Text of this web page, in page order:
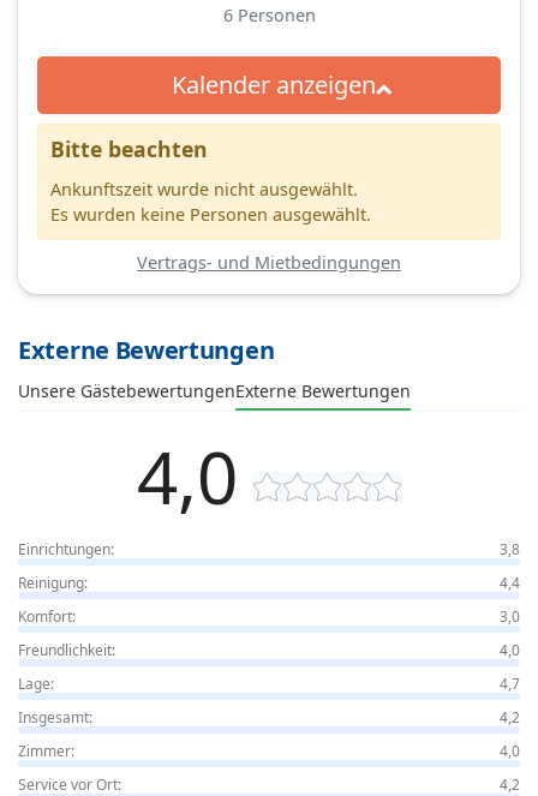
6 Personen
Kalender anzeigen
Bitte beachten
Ankunftszeit wurde nicht ausgewählt.
Es wurden keine Personen ausgewählt.
Vertrags- und Mietbedingungen
Externe Bewertungen
Unsere GästebewertungenExterne Bewertungen
4,0
Einrichtungen:
3,8
Reinigung:
4,4
Komfort:
3,0
Freundlichkeit:
4,0
Lage:
4,7
Insgesamt:
4,2
Zimmer:
4,0
Service vor Ort:
4,2